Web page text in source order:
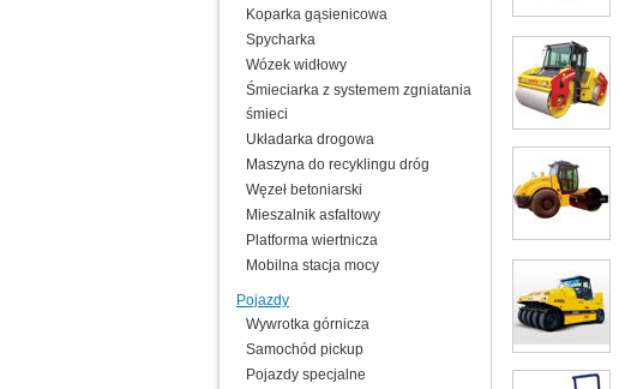
Koparka gąsienicowa
Spycharka
Wózek widłowy
Śmieciarka z systemem zgniatania
śmieci
Układarka drogowa
Maszyna do recyklingu dróg
Węzeł betoniarski
Mieszalnik asfaltowy
Platforma wiertnicza
Mobilna stacja mocy
Pojazdy
Wywrotka górnicza
Samochód pickup
Pojazdy specjalne